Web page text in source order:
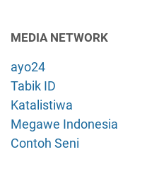
MEDIA NETWORK
ayo24
Tabik ID
Katalistiwa
Megawe Indonesia
Contoh Seni